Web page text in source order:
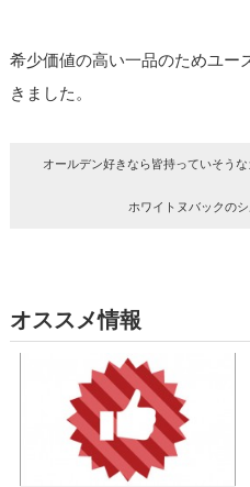
希少価値の高い一品のためユー
きました。
オールデン好きなら皆持っていそう
ホワイトヌバックの
オススメ情報